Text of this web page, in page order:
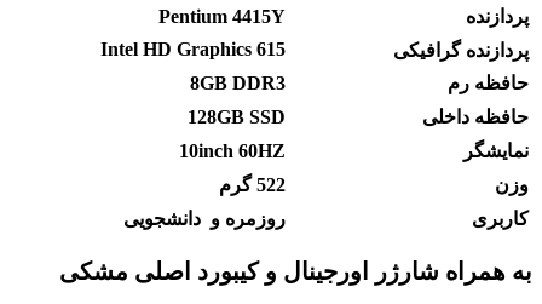
پردازنده
Pentium 4415Y
پردازنده گرافیکی
Intel HD Graphics 615
حافظه رم
8GB DDR3
حافظه داخلی
128GB SSD
نمایشگر
10inch 60HZ
وزن
522 گرم
کاربری
روزمره و دانشجویی
به همراه شارژر اورجینال و کیبورد اصلی مشکی